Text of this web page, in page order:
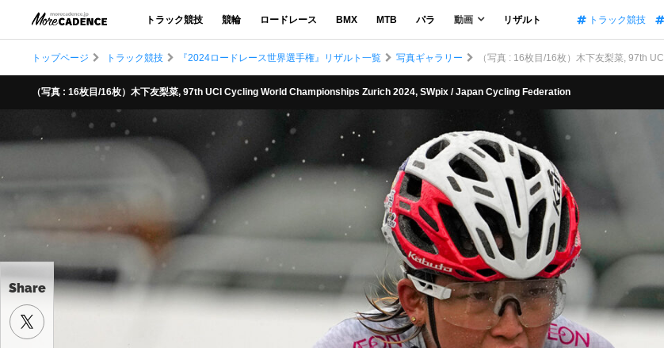
トラック競技 競輪 ロードレース BMX MTB パラ 動画 リザルト トラック競技
Share
トップページ トラック競技 『2024ロードレース世界選手権』リザルト一覧 写真ギャラリー （写真 : 16枚目/16枚）木下友梨菜, 97th
（写真 : 16枚目/16枚）木下友梨菜, 97th UCI Cycling World Championships Zurich 2024, SWpix / Japan Cycling Federation